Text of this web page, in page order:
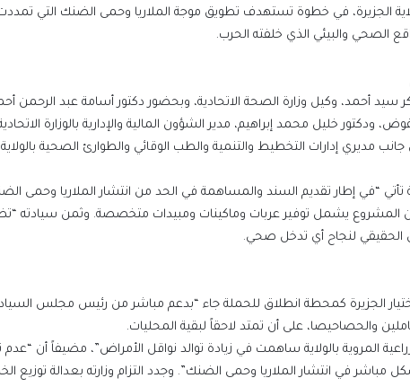
الجزيرة، في خطوة تستهدف تطويق موجة الملاريا وحمى الضنك التي
الصحي والبيئي الذي خلفته الحرب.
سيد أحمد، وكيل وزارة الصحة الاتحادية، وبحضور دكتور أسامة عبد الرحمن
ودكتور خليل محمد إبراهيم، مدير الشؤون المالية والإدارية بالوزارة
جانب مديري إدارات التخطيط والتنمية والطب الوقائي والطوارئ الصحية
تأتي “في إطار تقديم السند والمساهمة في الحد من انتشار الملاريا وحمى
المشروع يشمل توفير عربات وماكينات ومبيدات متخصصة. وثمن سيادته
الحقيقي لنجاح أي تدخل صحي.
الجزيرة كمحطة انطلاق للحملة جاء “بدعم مباشر من رئيس مجلس
والحصاحيصا، على أن تمتد لاحقاً لبقية المحليات.
المروية بالولاية ساهمت في زيادة توالد نواقل الأمراض”، مضيفاً أن
2024 أسهم بشكل مباشر في انتشار الملاريا وحمى الضنك”. وجدد التزام وزارته بعدالة